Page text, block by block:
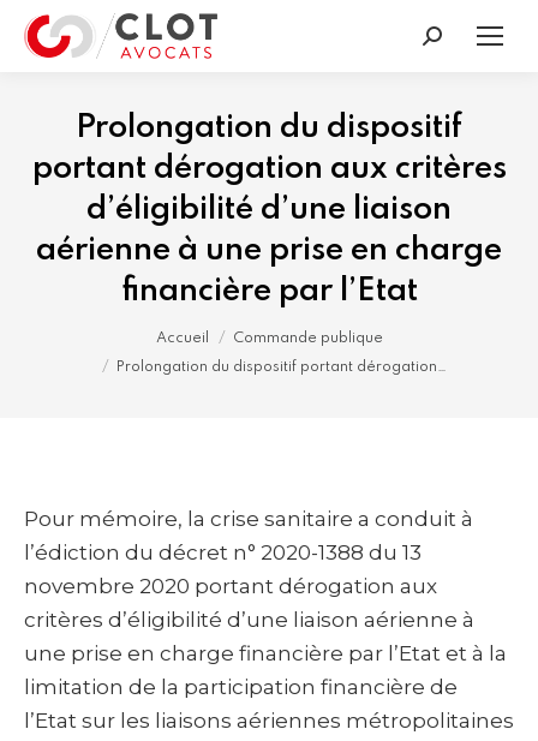
Recherche
Prolongation du dispositif
portant dérogation aux critères
d’éligibilité d’une liaison
aérienne à une prise en charge
financière par l’Etat
Vous êtes ici :Accueil
Commande publique
Prolongation du dispositif portant dérogation…
Pour mémoire, la crise sanitaire a conduit à
l’édiction du décret n° 2020-1388 du 13
novembre 2020 portant dérogation aux
critères d’éligibilité d’une liaison aérienne à
une prise en charge financière par l’Etat et à la
limitation de la participation financière de
l’Etat sur les liaisons aériennes métropolitaines